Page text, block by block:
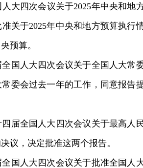
大四次会议关于2025年中央和地
关于2025年中央和地方预算执行
预算。
人大四次会议关于全国人大常
委会过去一年的工作，同意报告
全国人大四次会议关于最高人
议，决定批准这两个报告。
人大四次会议关于批准全国人